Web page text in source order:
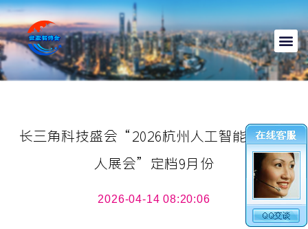
长三角科技盛会“2026杭州人工智能与机器
人展会”定档9月份
2026-04-14 08:20:06